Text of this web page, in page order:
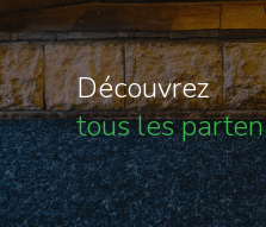
Découvrez
tous les